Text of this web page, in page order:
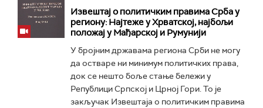
Извештај о политичким правима Срба у
региону: Најтеже у Хрватској, најбољи
положај у Мађарској и Румунији
У бројним државама региона Срби не могу
да остваре ни минимум политичких права,
док се нешто боље стање бележи у
Републици Српској и Црној Гори. То је
закључак Извештаја о политичким правима